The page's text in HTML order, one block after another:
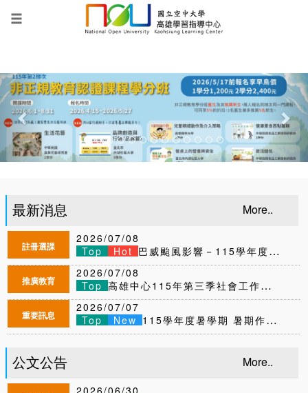
內
容
區
塊
Previous
最新消息
註冊選課
2026/07/08
Top
Hot 巴威颱風影響－115學年度上學期新生現場註冊選課應變措施
推廣教育
2026/07/08
Top 高雄中心115年第三季社會工作實習招生中～
重要訊息
2026/07/07
Top
New 115學年度暑學期 暑期作業注意事項及考試資訊
公文公告